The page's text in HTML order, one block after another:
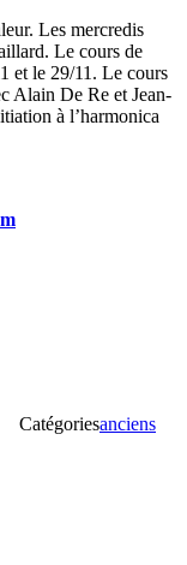
Les mercredis
Le cours de
et le 29/11. Le cours
Alain De Re et Jean-
à l’harmonica
Catégoriesanciens